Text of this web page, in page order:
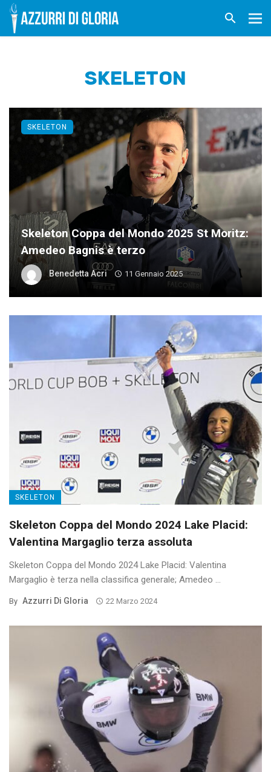
SKELETON
Skeleton Coppa del Mondo 2025 St Moritz:
Amedeo Bagnis è terzo
Benedetta Acri 11 Gennaio 2025
SKELETON
SKELETON
Skeleton Coppa del Mondo 2024 Lake Placid:
Valentina Margaglio terza assoluta
Skeleton Coppa del Mondo 2024 Lake Placid: Valentina
Margaglio è terza nella classifica generale; Amedeo ...
By Azzurri Di Gloria 22 Marzo 2024